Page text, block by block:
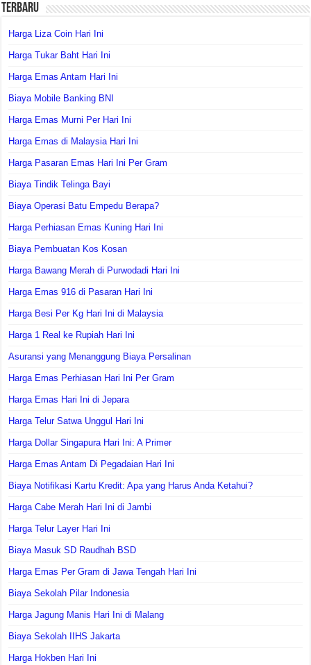
Terbaru
Harga Liza Coin Hari Ini
Harga Tukar Baht Hari Ini
Harga Emas Antam Hari Ini
Biaya Mobile Banking BNI
Harga Emas Murni Per Hari Ini
Harga Emas di Malaysia Hari Ini
Harga Pasaran Emas Hari Ini Per Gram
Biaya Tindik Telinga Bayi
Biaya Operasi Batu Empedu Berapa?
Harga Perhiasan Emas Kuning Hari Ini
Biaya Pembuatan Kos Kosan
Harga Bawang Merah di Purwodadi Hari Ini
Harga Emas 916 di Pasaran Hari Ini
Harga Besi Per Kg Hari Ini di Malaysia
Harga 1 Real ke Rupiah Hari Ini
Asuransi yang Menanggung Biaya Persalinan
Harga Emas Perhiasan Hari Ini Per Gram
Harga Emas Hari Ini di Jepara
Harga Telur Satwa Unggul Hari Ini
Harga Dollar Singapura Hari Ini: A Primer
Harga Emas Antam Di Pegadaian Hari Ini
Biaya Notifikasi Kartu Kredit: Apa yang Harus Anda Ketahui?
Harga Cabe Merah Hari Ini di Jambi
Harga Telur Layer Hari Ini
Biaya Masuk SD Raudhah BSD
Harga Emas Per Gram di Jawa Tengah Hari Ini
Biaya Sekolah Pilar Indonesia
Harga Jagung Manis Hari Ini di Malang
Biaya Sekolah IIHS Jakarta
Harga Hokben Hari Ini